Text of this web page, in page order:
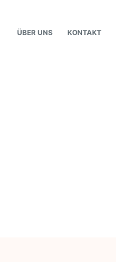
ÜBER UNS KONTAKT